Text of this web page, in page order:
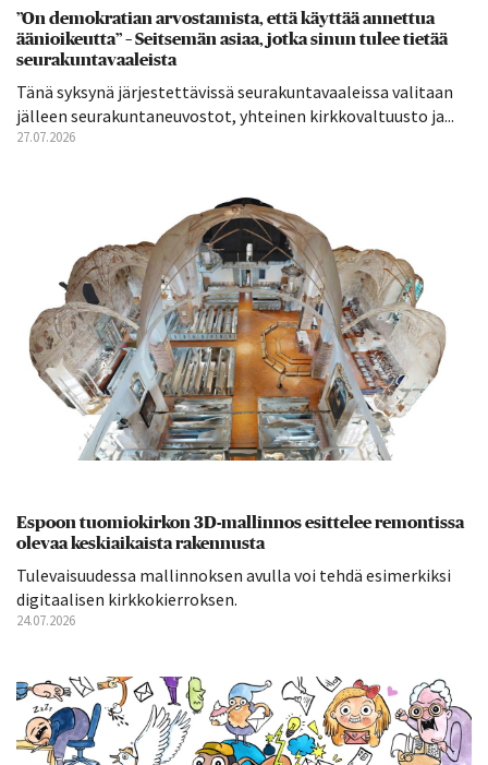
”On demokratian arvostamista, että käyttää annettua
äänioikeutta” – Seitsemän asiaa, jotka sinun tulee tietää
seurakuntavaaleista
Tänä syksynä järjestettävissä seurakuntavaaleissa valitaan
jälleen seurakuntaneuvostot, yhteinen kirkkovaltuusto ja...
27.07.2026
Espoon tuomiokirkon 3D-mallinnos esittelee remontissa
olevaa keskiaikaista rakennusta
Tulevaisuudessa mallinnoksen avulla voi tehdä esimerkiksi
digitaalisen kirkkokierroksen.
24.07.2026